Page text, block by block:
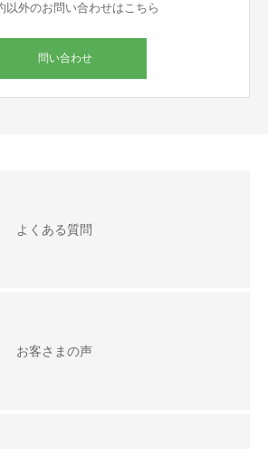
以外のお問い合わせはこちら
問い合わせ
よくある質問
お客さまの声